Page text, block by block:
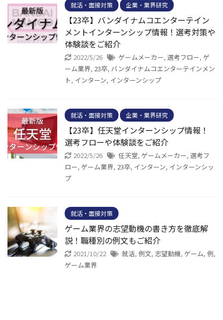
就活・面接対策 企業・業界研究
【23卒】バンダイナムコエンターテイン
メントインターンシップ情報！選考対策や
体験談をご紹介
2022/5/26 ゲームメーカー, 選考フロー, ゲ
ーム業界, 23卒, バンダイナムコエンターテインメン
ト, インターン, インターンシップ
就活・面接対策 企業・業界研究
【23卒】任天堂インターンシップ情報！
選考フローや体験談をご紹介
2022/5/26 任天堂, ゲームメーカー, 選考フ
ロー, ゲーム業界, 23卒, インターン, インターンシッ
プ
就活・面接対策
ゲーム業界の志望動機の書き方を徹底解
説！職種別の例文もご紹介
2021/10/22 就活, 例文, 志望動機, ゲーム, 例,
ゲーム業界